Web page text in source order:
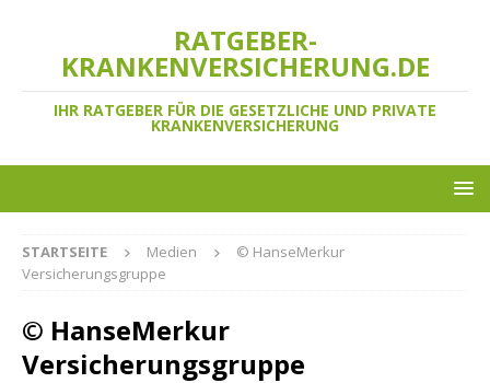
RATGEBER-
KRANKENVERSICHERUNG.DE
IHR RATGEBER FÜR DIE GESETZLICHE UND PRIVATE
KRANKENVERSICHERUNG
STARTSEITE Medien
© HanseMerkur
Versicherungsgruppe
© HanseMerkur
Versicherungsgruppe